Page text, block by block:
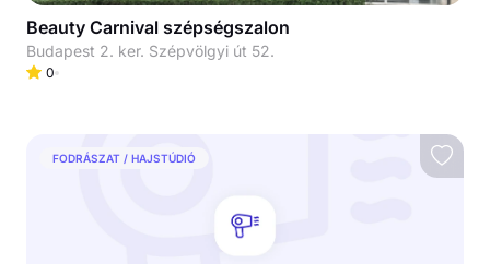
Beauty Carnival szépségszalon
Budapest 2. ker. Szépvölgyi út 52.
0
FODRÁSZAT / HAJSTÚDIÓ